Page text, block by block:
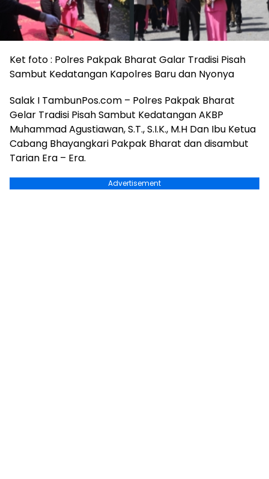
Ket foto : Polres Pakpak Bharat Galar Tradisi Pisah
Sambut Kedatangan Kapolres Baru dan Nyonya
Salak I TambunPos.com – Polres Pakpak Bharat
Gelar Tradisi Pisah Sambut Kedatangan AKBP
Muhammad Agustiawan, S.T., S.I.K., M.H Dan Ibu Ketua
Cabang Bhayangkari Pakpak Bharat dan disambut
Tarian Era – Era.
Advertisement